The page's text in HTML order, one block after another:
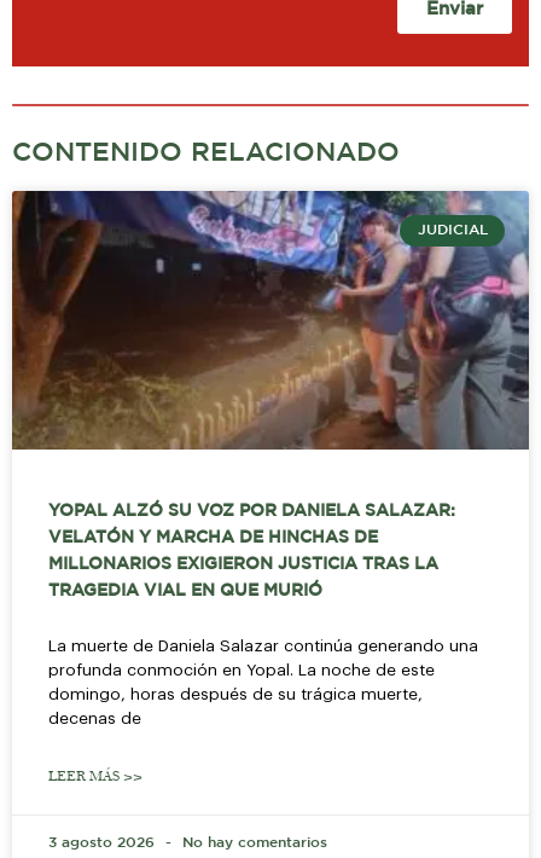
Enviar
CONTENIDO RELACIONADO
JUDICIAL
YOPAL ALZÓ SU VOZ POR DANIELA SALAZAR:
VELATÓN Y MARCHA DE HINCHAS DE
MILLONARIOS EXIGIERON JUSTICIA TRAS LA
TRAGEDIA VIAL EN QUE MURIÓ
La muerte de Daniela Salazar continúa generando una
profunda conmoción en Yopal. La noche de este
domingo, horas después de su trágica muerte,
decenas de
LEER MÁS >>
3 agosto 2026 No hay comentarios